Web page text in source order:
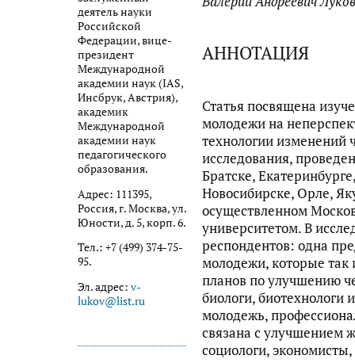
деятель науки
Российской
Федерации, вице-
президент
Международной
академии наук (IAS,
Инсбрук, Австрия),
академик
Международной
академии наук
педагогического
образования.
Адрес: 111395,
Россия, г. Москва, ул.
Юности, д. 5, корп. 6.
Тел.: +7 (499) 374-75-
95.
Эл. адрес: v-
lukov@list.ru
АННОТАЦИЯ
Статья посвящена
молодежи на
технологии изменений
исследования,
Братске,
Новосибирске, Орле,
осуществленном
университетом. В
респондентов: одна
молодежи, которые так
планов по улучшению
биологи, биотехнологи
молодежь,
связана с улучшением
социологи,